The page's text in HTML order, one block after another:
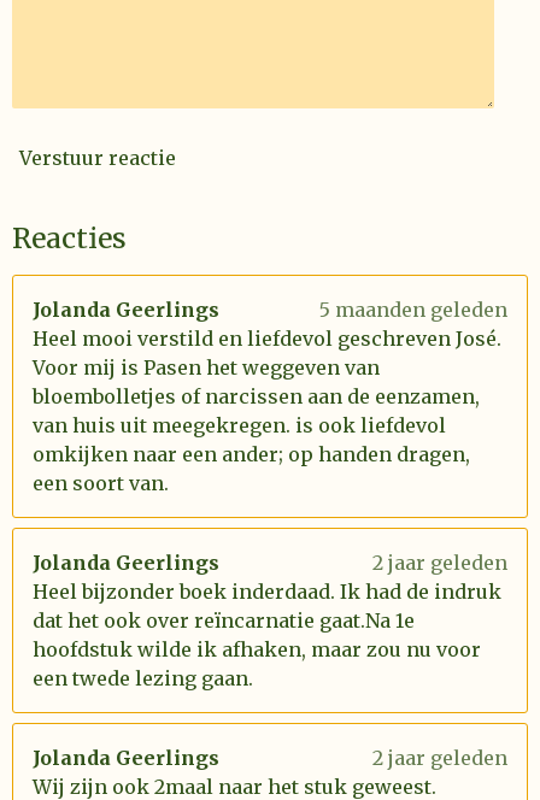
Verstuur reactie
Reacties
Jolanda Geerlings
5 maanden geleden
Heel mooi verstild en liefdevol geschreven José.
Voor mij is Pasen het weggeven van
bloembolletjes of narcissen aan de eenzamen,
van huis uit meegekregen. is ook liefdevol
omkijken naar een ander; op handen dragen,
een soort van.
Jolanda Geerlings
2 jaar geleden
Heel bijzonder boek inderdaad. Ik had de indruk
dat het ook over reïncarnatie gaat.Na 1e
hoofdstuk wilde ik afhaken, maar zou nu voor
een twede lezing gaan.
Jolanda Geerlings
2 jaar geleden
Wij zijn ook 2maal naar het stuk geweest.